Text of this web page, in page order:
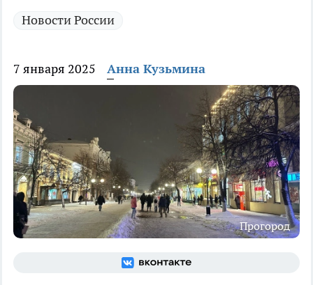
Новости России
7 января 2025 Анна Кузьмина
Прогород